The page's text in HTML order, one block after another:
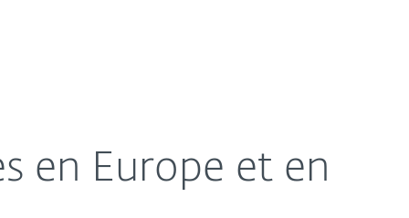
en Europe et en